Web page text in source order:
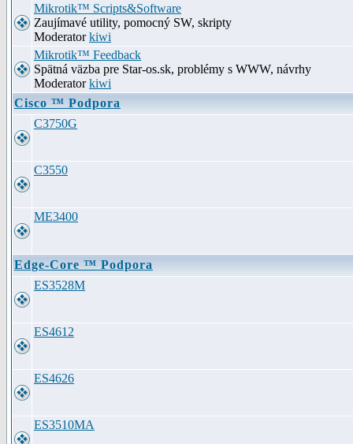
Mikrotik™ Scripts&Software
Zaujímavé utility, pomocný SW, skripty
Moderatorkiwi
Mikrotik™ Feedback
Spätná väzba pre Star-os.sk, problémy s WWW, návrhy
Moderatorkiwi
Cisco ™ Podpora
C3750G
C3550
ME3400
Edge-Core ™ Podpora
ES3528M
ES4612
ES4626
ES3510MA